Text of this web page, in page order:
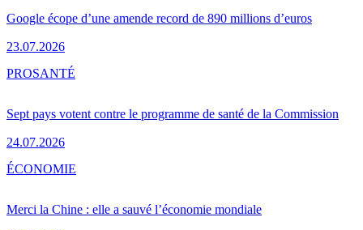
Google écope d’une amende record de 890 millions d’euros
23.07.2026
Sept pays votent contre le programme de santé de la Commission
24.07.2026
PROSANTÉ
Merci la Chine : elle a sauvé l’économie mondiale
ÉCONOMIE